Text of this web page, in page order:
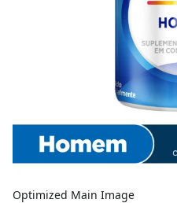
Optimized Main Image